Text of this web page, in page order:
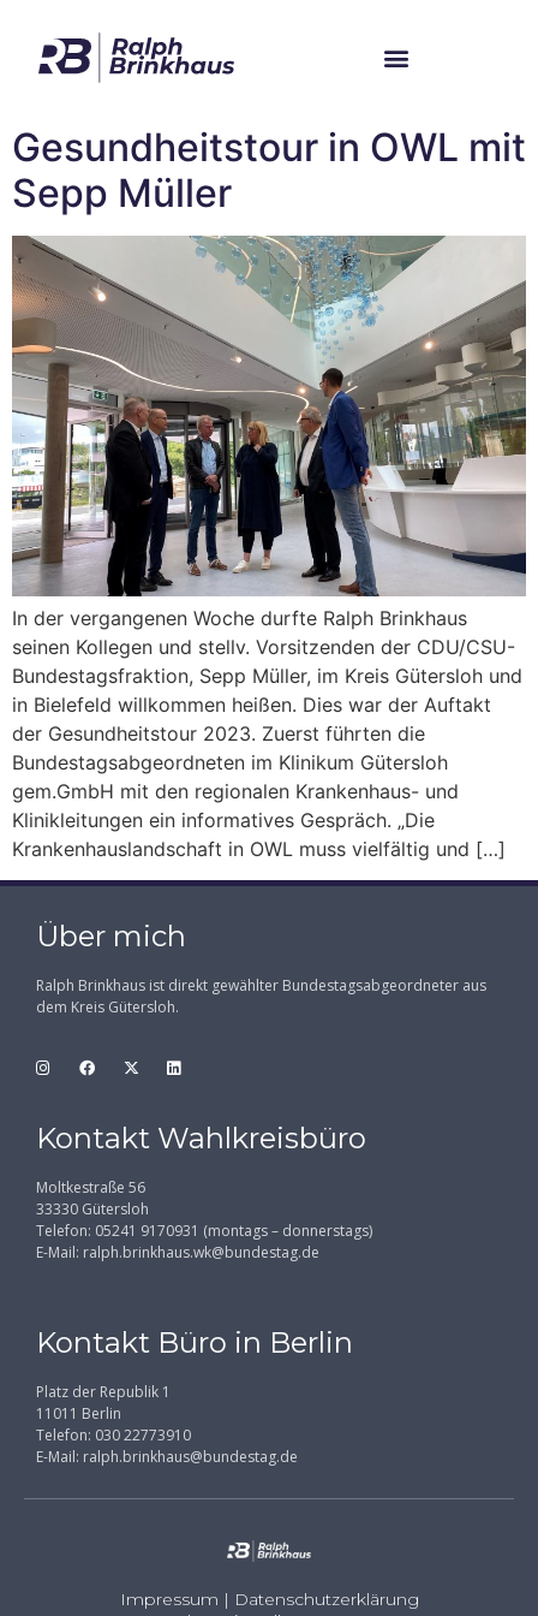
Gesundheitstour in OWL mit
Sepp Müller
In der vergangenen Woche durfte Ralph Brinkhaus
seinen Kollegen und stellv. Vorsitzenden der CDU/CSU-
Bundestagsfraktion, Sepp Müller, im Kreis Gütersloh und
in Bielefeld willkommen heißen. Dies war der Auftakt
der Gesundheitstour 2023. Zuerst führten die
Bundestagsabgeordneten im Klinikum Gütersloh
gem.GmbH mit den regionalen Krankenhaus- und
Klinikleitungen ein informatives Gespräch. „Die
Krankenhauslandschaft in OWL muss vielfältig und […]
Über mich
Ralph Brinkhaus ist direkt gewählter Bundestagsabgeordneter aus
dem Kreis Gütersloh.
Kontakt Wahlkreisbüro
Moltkestraße 56
33330 Gütersloh
Telefon: 05241 9170931 (montags – donnerstags)
E-Mail: ralph.brinkhaus.wk@bundestag.de
Kontakt Büro in Berlin
Platz der Republik 1
11011 Berlin
Telefon: 030 22773910
E-Mail: ralph.brinkhaus@bundestag.de
Impressum | Datenschutzerklärung